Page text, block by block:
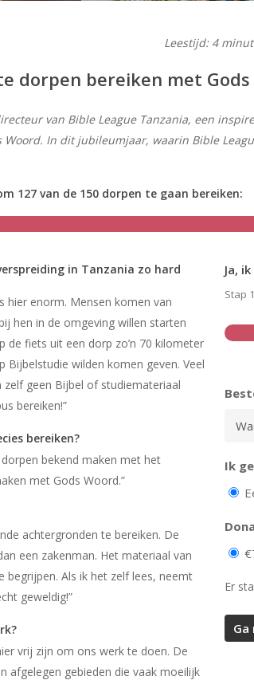
Leestijd: 4
dorpen bereiken met Gods
van Bible League Tanzania, een
Woord. In dit jubileumjaar, waarin Bible
127 van de 150 dorpen te gaan bereiken:
in Tanzania zo hard
hier enorm. Mensen komen van
hen in de omgeving willen starten
fiets uit een dorp zo’n 70 kilometer
wilden komen geven. Veel
geen Bijbel of studiemateriaal
bereiken!”
bereiken?
bekend maken met het
met Gods Woord.”
achtergronden te bereiken. De
een zakenman. Het materiaal van
begrijpen. Als ik het zelf lees, neemt
geweldig!”
vrij zijn om ons werk te doen. De
afgelegen gebieden die vaak moeilijk
Ja,
Stap 1
Ik
Er